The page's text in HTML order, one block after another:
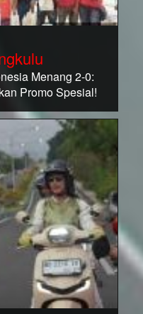
Menang 2-0:
Promo Spesial!